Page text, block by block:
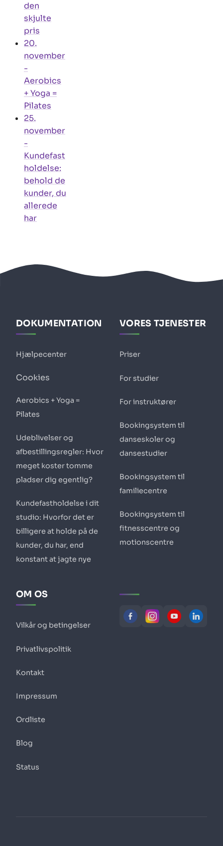
den
skjulte
pris
20.
november
-
Aerobics
+ Yoga =
Pilates
25.
november
-
Kundefast
holdelse:
behold de
kunder, du
allerede
har
DOKUMENTATION
Hjælpecenter
Cookies
Aerobics + Yoga =
Pilates
Udeblivelser og
afbestillingsregler: Hvor
meget koster tomme
pladser dig egentlig?
Kundefastholdelse i dit
studio: Hvorfor det er
billigere at holde på de
kunder, du har, end
konstant at jagte nye
VORES TJENESTER
Priser
For studier
For instruktører
Bookingsystem til
danseskoler og
dansestudier
Bookingsystem til
familiecentre
Bookingsystem til
fitnesscentre og
motionscentre
OM OS
Vilkår og betingelser
Privatlivspolitik
Kontakt
Impressum
Ordliste
Blog
Status